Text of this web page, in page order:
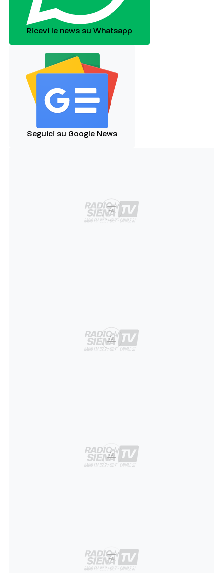
Ricevi le news su Whatsapp
Seguici su Google News
Ad
Ad
Ad
Ad